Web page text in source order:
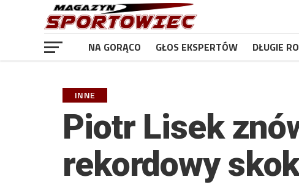
NA GORĄCO GŁOS EKSPERTÓW DŁUGIE
INNE
Piotr Lisek
rekordowy